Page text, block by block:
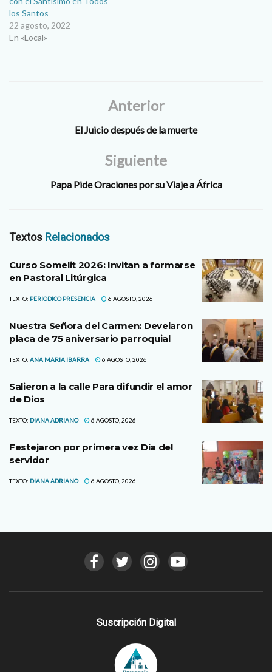
los Santos
22 agosto, 2022
En «Local»
Anterior
El Juicio después de la muerte
Siguiente
Papa Pide Oraciones por su Viaje a África
Textos Relacionados
Curso Somelit 2026: Invitan a formarse
en Pastoral Litúrgica
TEXTO: PERIODICO PRESENCIA 6 AGOSTO, 2026
Nuestra Señora del Carmen: Develaron
placa de 75 aniversario parroquial
TEXTO: ANA MARIA IBARRA 6 AGOSTO, 2026
Salieron a la calle Para difundir el amor
de Dios
TEXTO: DIANA ADRIANO 6 AGOSTO, 2026
Festejaron por primera vez Día del
servidor
TEXTO: DIANA ADRIANO 6 AGOSTO, 2026
Suscripción Digital